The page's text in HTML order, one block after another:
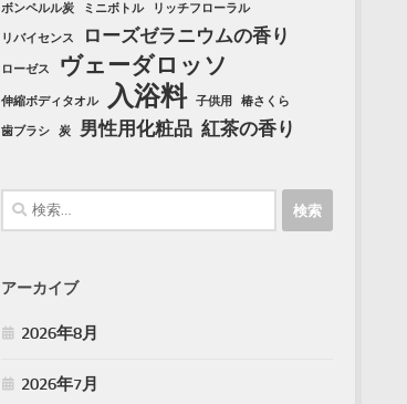
ボンペルル炭
ミニボトル リッチフローラル
リバイセンス ローズゼラニウムの香り
ローゼス ヴェーダロッソ
伸縮ボディタオル 入浴料 子供用 椿さくら
歯ブラシ 炭 男性用化粧品 紅茶の香り
検
索:
アーカイブ
2026年8月
2026年7月